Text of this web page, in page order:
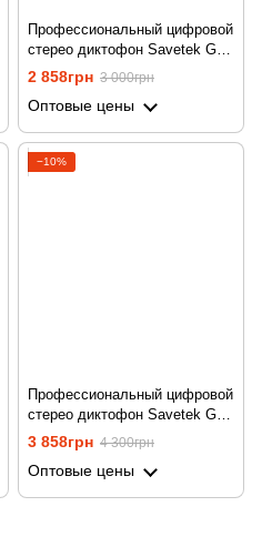
Профессиональный цифровой
стерео диктофон Savetek GS-
R06, с MP3 плеєром +
поддержка SD карт, 8 Гб
2 858грн 3 000грн
Оптовые цены
−10%
Профессиональный цифровой
стерео диктофон Savetek GS-
R06, с MP3 плеєром +
поддержка SD карт, 32 Гб
3 858грн 4 300грн
Оптовые цены